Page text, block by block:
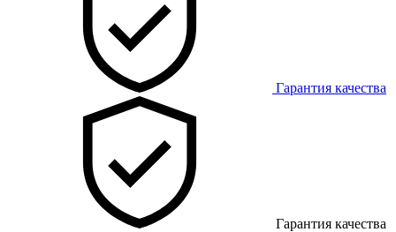
Гарантия качества
Гарантия качества